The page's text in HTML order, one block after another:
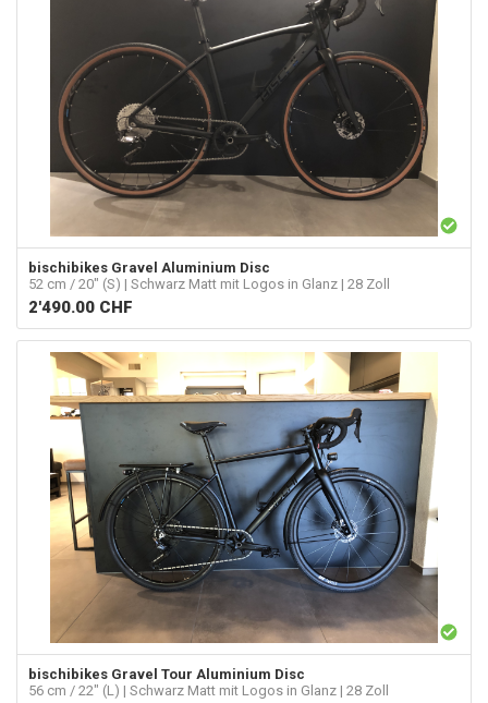
bischibikes Gravel Aluminium Disc
52 cm / 20" (S) | Schwarz Matt mit Logos in Glanz | 28 Zoll
2'490.00 CHF
bischibikes Gravel Tour Aluminium Disc
56 cm / 22" (L) | Schwarz Matt mit Logos in Glanz | 28 Zoll